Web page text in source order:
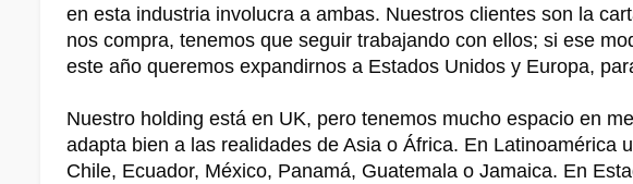
en esta industria involucra a ambas. Nuestros clientes son la
nos compra, tenemos que seguir trabajando con ellos; si ese
este año queremos expandirnos a Estados Unidos y Europa,
Nuestro holding está en UK, pero tenemos mucho espacio en
adapta bien a las realidades de Asia o África. En Latinoamérica
Chile, Ecuador, México, Panamá, Guatemala o Jamaica. En